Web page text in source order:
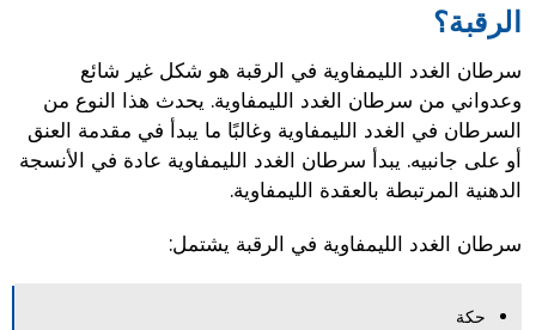
الرقبة؟
سرطان الغدد الليمفاوية في الرقبة هو شكل غير شائع
وعدواني من سرطان الغدد الليمفاوية. يحدث هذا النوع من
السرطان في الغدد الليمفاوية وغالبًا ما يبدأ في مقدمة العنق
أو على جانبيه. يبدأ سرطان الغدد الليمفاوية عادة في الأنسجة
الدهنية المرتبطة بالعقدة الليمفاوية.
سرطان الغدد الليمفاوية في الرقبة يشتمل:
حكة